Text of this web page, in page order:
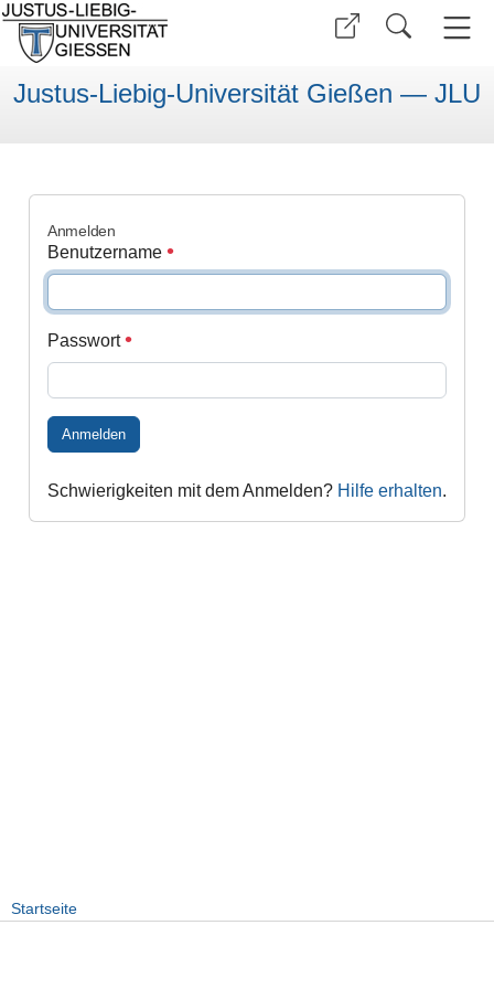
Justus-Liebig-Universität Gießen — JLU
Anmelden
Benutzername
Passwort
Anmelden
Schwierigkeiten mit dem Anmelden? Hilfe erhalten.
Startseite